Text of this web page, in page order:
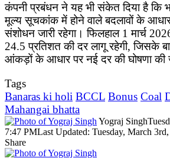
कंपनी प्रबंधन ने यह भी संकेत दिया है कि
मूल्य सूचकांक में होने वाले बदलावों के
संशोधन जारी रहेगा। फिलहाल 1 मार्च
24.5 प्रतिशत की दर लागू रहेगी, जिसके
आंकड़ों के आधार पर नई दर की घोषणा की
Tags
Banaras ki holi BCCL Bonus Coal
Mahangai bhatta
Yograj Singh
7:47 PMLast Updated: Tuesday, March
Share
Facebook
X
LinkedIn
Pinterest
WhatsApp
Telegram